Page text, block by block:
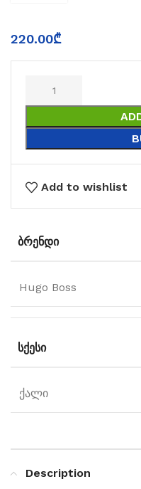
220.00₾
Add to wishlist
ᲑᲠᲔᲜᲓᲘ
Hugo Boss
ᲡᲥᲔᲡᲘ
ქალი
Description